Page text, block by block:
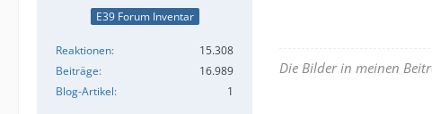
E39 Forum Inventar
Reaktionen
15.308
Beiträge
16.989
Blog-Artikel
1
Die Bilder in meinen